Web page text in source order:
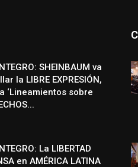
SHEINBAUM va
la LIBRE EXPRESIÓN,
‘Lineamientos sobre
La LIBERTAD
en AMÉRICA LATINA